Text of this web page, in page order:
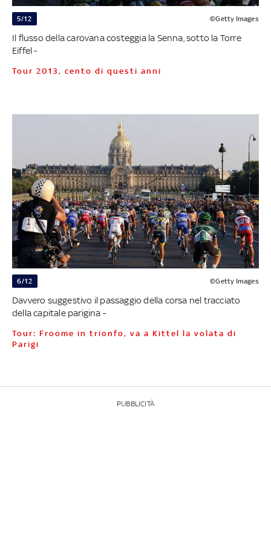
5/12 ©Getty Images
Il flusso della carovana costeggia la Senna, sotto la Torre
Eiffel -
Tour 2013, cento di questi anni
6/12 ©Getty Images
Davvero suggestivo il passaggio della corsa nel tracciato
della capitale parigina -
Tour: Froome in trionfo, va a Kittel la volata di
Parigi
PUBBLICITÀ